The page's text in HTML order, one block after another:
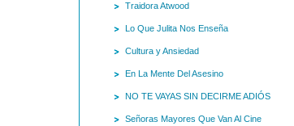
Traidora Atwood
Lo Que Julita Nos Enseña
Cultura y Ansiedad
En La Mente Del Asesino
NO TE VAYAS SIN DECIRME ADIÓS
Señoras Mayores Que Van Al Cine